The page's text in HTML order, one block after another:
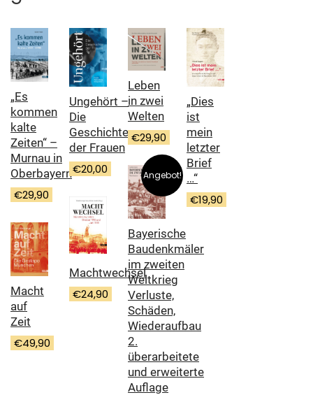
„Es
kommen
kalte
Zeiten“ –
Murnau in
Oberbayern
€29,90
Ungehört –
Die
Geschichte
der Frauen
€20,00
Leben
in zwei
Welten
€29,90
„Dies
ist
mein
letzter
Brief
…“
€19,90
Angebot!
Bayerische
Baudenkmäler
im zweiten
Weltkrieg
Verluste,
Schäden,
Wiederaufbau
2.
überarbeitete
und erweiterte
Auflage
Machtwechsel
€24,90
Macht
auf
Zeit
€49,90